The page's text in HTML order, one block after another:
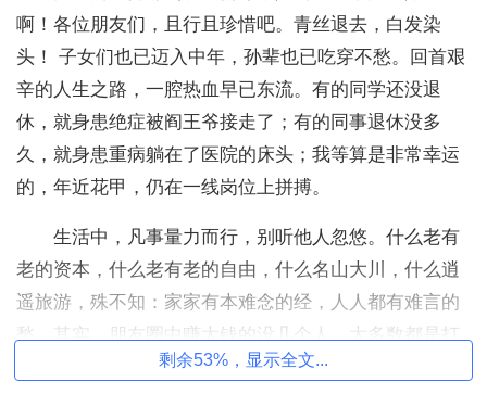
啊！各位朋友们，且行且珍惜吧。青丝退去，白发染
头！ 子女们也已迈入中年，孙辈也已吃穿不愁。回首艰
辛的人生之路，一腔热血早已东流。有的同学还没退
休，就身患绝症被阎王爷接走了；有的同事退休没多
久，就身患重病躺在了医院的床头；我等算是非常幸运
的，年近花甲，仍在一线岗位上拼搏。
生活中，凡事量力而行，别听他人忽悠。什么老有
老的资本，什么老有老的自由，什么名山大川，什么逍
遥旅游，殊不知：家家有本难念的经，人人都有难言的
愁。其实，朋友圈中赚大钱的没几个人，大多数都是打
工的穷朋友。莫跟人比、不寻别扭；多点宽容、少点需
剩余53%，显示全文...